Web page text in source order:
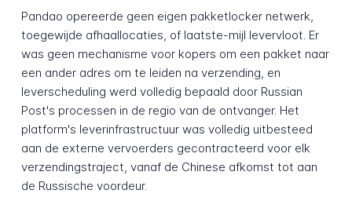
Pandao opereerde geen eigen pakketlocker netwerk,
toegewijde afhaallocaties, of laatste-mijl levervloot. Er
was geen mechanisme voor kopers om een pakket naar
een ander adres om te leiden na verzending, en
leverscheduling werd volledig bepaald door Russian
Post's processen in de regio van de ontvanger. Het
platform's leverinfrastructuur was volledig uitbesteed
aan de externe vervoerders gecontracteerd voor elk
verzendingstraject, vanaf de Chinese afkomst tot aan
de Russische voordeur.